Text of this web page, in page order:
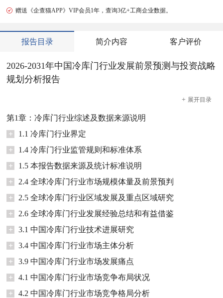
赠送《企查猫APP》VIP会员1年，查询3亿+工商企业数据。
报告目录 简介内容 客户评价
2026-2031年中国冷库门行业发展前景预测与投资战略
规划分析报告
+ 展开目录
第1章：冷库门行业综述及数据来源说明
+
1.1 冷库门行业界定
+
1.4 冷库门行业监管规则和标准体系
+
1.5 本报告数据来源及统计标准说明
+
2.4 全球冷库门行业市场规模体量及前景预判
+
2.5 全球冷库门行业区域发展及重点区域研究
+
2.6 全球冷库门行业发展经验总结和有益借鉴
+
3.1 中国冷库门行业技术进展研究
+
3.4 中国冷库门行业市场主体分析
+
3.9 中国冷库门行业市场发展痛点
+
4.1 中国冷库门行业市场竞争布局状况
+
4.2 中国冷库门行业市场竞争格局分析